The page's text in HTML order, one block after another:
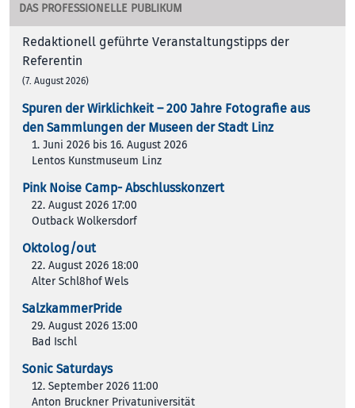
DAS PROFESSIONELLE PUBLIKUM
Redaktionell geführte Veranstaltungstipps der
Referentin
(7. August 2026)
Spuren der Wirklichkeit – 200 Jah­re Foto­gra­fie aus
den Samm­lun­gen der Muse­en der Stadt Linz
1. Juni 2026 bis 16. August 2026
Lentos Kunstmuseum Linz
Pink Noise Camp- Abschlusskonzert
22. August 2026 17:00
Outback Wolkersdorf
Oktolog/out
22. August 2026 18:00
Alter Schl8hof Wels
SalzkammerPride
29. August 2026 13:00
Bad Ischl
Sonic Saturdays
12. September 2026 11:00
Anton Bruckner Privatuniversität